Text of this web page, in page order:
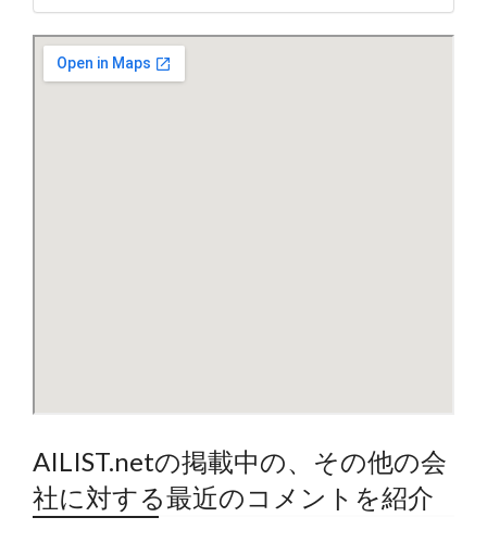
AILIST.netの掲載中の、その他の会
社に対する最近のコメントを紹介